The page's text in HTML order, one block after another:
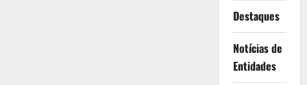
Destaques
Notícias de
Entidades